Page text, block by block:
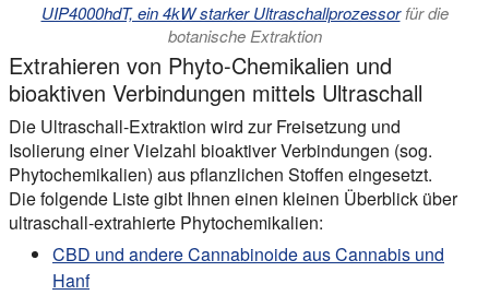
UIP4000hdT, ein 4kW starker Ultraschallprozessorfür die
botanische Extraktion
Extrahieren von Phyto-Chemikalien und
bioaktiven Verbindungen mittels Ultraschall
Die Ultraschall-Extraktion wird zur Freisetzung und
Isolierung einer Vielzahl bioaktiver Verbindungen (sog.
Phytochemikalien) aus pflanzlichen Stoffen eingesetzt.
Die folgende Liste gibt Ihnen einen kleinen Überblick über
ultraschall-extrahierte Phytochemikalien:
CBD und andere Cannabinoide aus Cannabis und
Hanf